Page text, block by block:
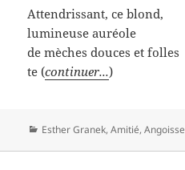
Attendrissant, ce blond,
lumineuse auréole
de mèches douces et folles
te (continuer...)
Catégories
Esther Granek,Amitié,Angoisse